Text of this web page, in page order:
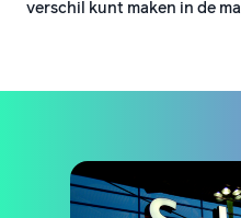
verschil kunt maken in de